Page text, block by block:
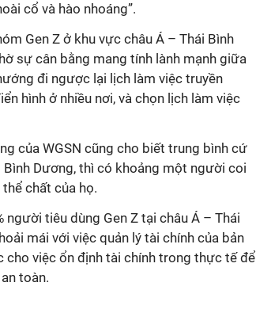
cổ và hào nhoáng”.
Gen Z ở khu vực châu Á – Thái Bình
sự cân bằng mang tính lành mạnh giữa
đi ngược lại lịch làm việc truyền
hình ở nhiều nơi, và chọn lịch làm việc
của WGSN cũng cho biết trung bình cứ
Bình Dương, thì có khoảng một người coi
chất của họ.
tiêu dùng Gen Z tại châu Á – Thái
mái với việc quản lý tài chính của bản
cho việc ổn định tài chính trong thực tế để
toàn.